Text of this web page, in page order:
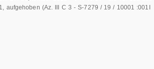
aufgehoben (Az. III C 3 - S-7279 / 19 / 10001 :001I